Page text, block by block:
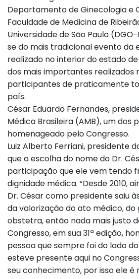
Departamento de Ginecologia e
Faculdade de Medicina de
Universidade de São Paulo
se do mais tradicional evento da
realizado no interior do estado de
dos mais importantes realizados
participantes de praticamente
país.
César Eduardo Fernandes,
Médica Brasileira (AMB), um dos
homenageado pelo Congresso.
Luiz Alberto Ferriani, presidente
que a escolha do nome do Dr.
participação que ele vem tendo
dignidade médica. “Desde 2010,
Dr. César como presidente saiu
da valorização do ato médico,
obstetra, então nada mais justo
Congresso, em sua 31ª edição,
pessoa que sempre foi do lado
esteve presente aqui no
seu conhecimento, por isso ele é